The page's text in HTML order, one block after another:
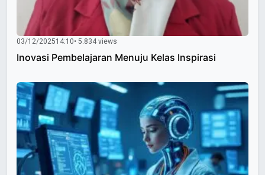
03/12/202514:10• 5.834 views
Inovasi Pembelajaran Menuju Kelas Inspirasi